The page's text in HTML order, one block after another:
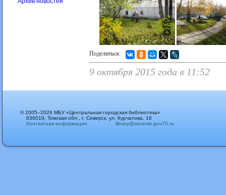
Поделиться:
9 октября 2015 года в 11:52
© 2005–2026 МБУ «Центральная городская библиотека»
636019, Томская обл., г. Северск, ул. Курчатова, 16
Контактная информация
library@seversk.gov70.ru